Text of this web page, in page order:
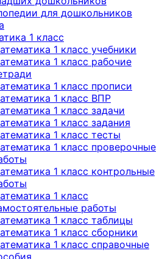
для дошкольников
1 класс
1 класс учебники
1 класс рабочие
1 класс прописи
1 класс ВПР
1 класс задачи
1 класс задания
1 класс тесты
1 класс проверочные
1 класс контрольные
1 класс
работы
1 класс таблицы
1 класс сборники
1 класс справочные